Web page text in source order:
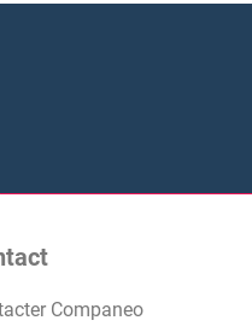
Companeo